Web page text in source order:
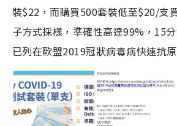
裝$22，而購買500套裝低至$20/支
子方式採樣，準確性高達99%，15
已列在歐盟2019冠狀病毒病快速抗